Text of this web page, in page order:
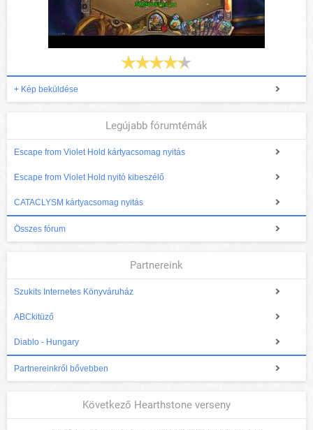
+ Kép beküldése
Legújabb fórumtémák
Escape from Violet Hold kártyacsomag nyitás
Escape from Violet Hold nyitó kibeszélő
CATACLYSM kártyacsomag nyitás
Összes fórum
Partnereink
Szukits Internetes Könyváruház
ABCkitüző
Diablo - Hungary
Partnereinkről bővebben
Következő Hearthstone verseny